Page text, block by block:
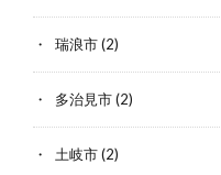
瑞浪市(2)
多治見市(2)
土岐市(2)